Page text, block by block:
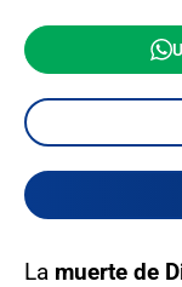
La muerte de